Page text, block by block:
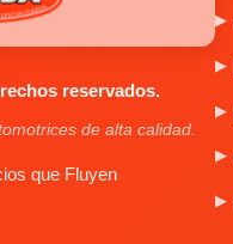
reservados.
de alta calidad.
que Fluyen